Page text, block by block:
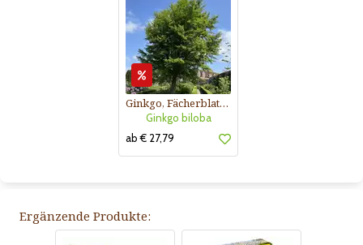
Ginkgo, Fächerblattbaum
Ginkgo biloba
ab € 27,79
Ergänzende Produkte: